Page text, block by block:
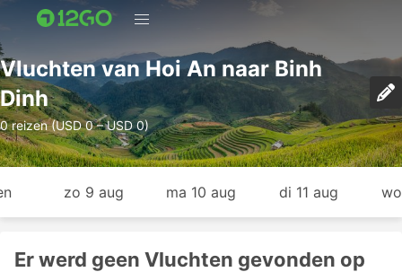
Vluchten van Hoi An naar Binh
Dinh
0 reizen (USD 0 – USD 0)
zo 9 aug ma 10 aug di 11 aug
Er werd geen Vluchten gevonden op